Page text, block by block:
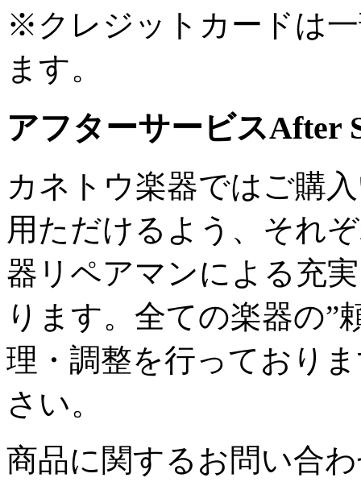
※クレジットカードは
ます。
アフターサービスAfter
カネトウ楽器ではご購
用ただけるよう、それ
器リペアマンによる充
ります。全ての楽器の”
理・調整を行っており
さい。
商品に関するお問い合